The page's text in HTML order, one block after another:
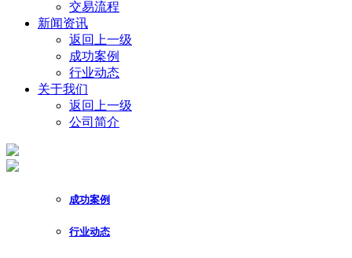
交易流程
新闻资讯
返回上一级
成功案例
行业动态
关于我们
返回上一级
公司简介
成功案例
行业动态